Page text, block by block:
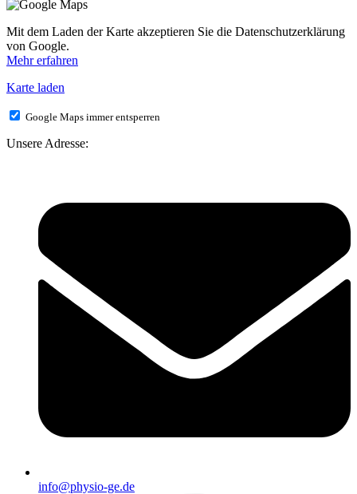
Mit dem Laden der Karte akzeptieren Sie die Datenschutzerklärung
von Google.
Mehr erfahren
Karte laden
Google Maps immer entsperren
Unsere Adresse:
info@physio-ge.de